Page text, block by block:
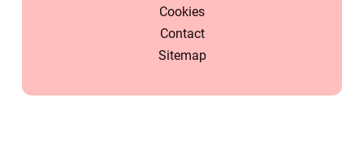
Cookies
Contact
Sitemap